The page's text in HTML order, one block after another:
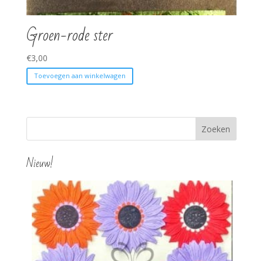
Groen-rode ster
€3,00
Toevoegen aan winkelwagen
Nieuw!